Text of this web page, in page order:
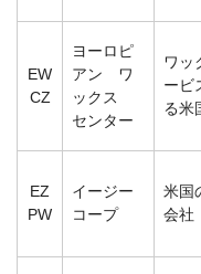
EW
CZ
ヨーロピ
アン ワ
ックス
センター
ワッ
ービ
る米
EZ
PW
イージー
コープ
米国
会社